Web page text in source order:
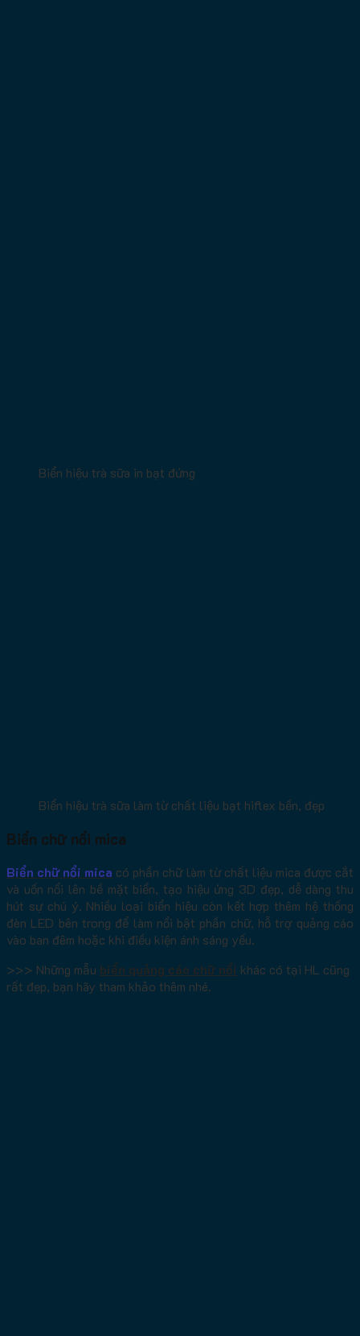
Biển hiệu trà sữa in bạt đứng
Biển hiệu trà sữa làm từ chất liệu bạt hiflex bền, đẹp
Biển chữ nổi mica
Biển chữ nổi mica có phần chữ làm từ chất liệu mica được cắt
và uốn nổi lên bề mặt biển, tạo hiệu ứng 3D đẹp, dễ dàng thu
hút sự chú ý. Nhiều loại biển hiệu còn kết hợp thêm hệ thống
đèn LED bên trong để làm nổi bật phần chữ, hỗ trợ quảng cáo
vào ban đêm hoặc khi điều kiện ánh sáng yếu.
>>> Những mẫu biển quảng cáo chữ nổi khác có tại HL cũng
rất đẹp, bạn hãy tham khảo thêm nhé.